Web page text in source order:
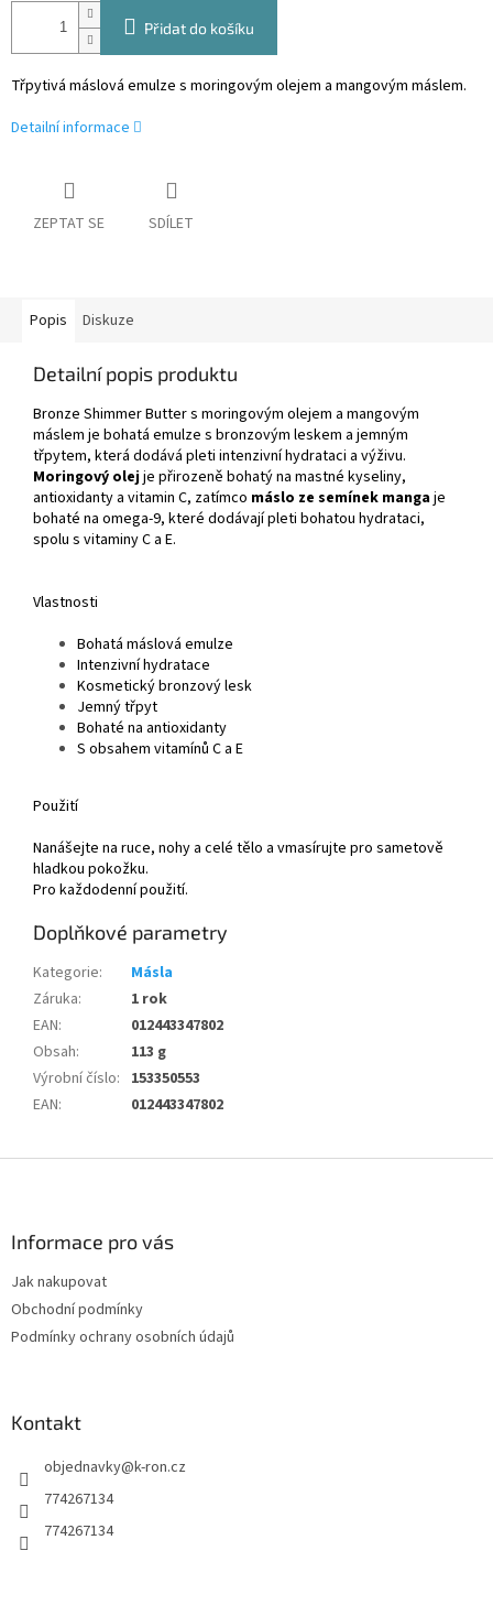
Přidat do košíku
Třpytivá máslová emulze s moringovým olejem a mangovým máslem.
Detailní informace
ZEPTAT SE SDÍLET
Popis Diskuze
Detailní popis produktu
Bronze Shimmer Butter s moringovým olejem a mangovým
máslem je bohatá emulze s bronzovým leskem a jemným
třpytem, která dodává pleti intenzivní hydrataci a výživu.
Moringový olejje přirozeně bohatý na mastné kyseliny,
antioxidanty a vitamin C, zatímco máslo ze semínek mangaje
bohaté na omega-9, které dodávají pleti bohatou hydrataci,
spolu s vitaminy C a E.
Vlastnosti
Bohatá máslová emulze
Intenzivní hydratace
Kosmetický bronzový lesk
Jemný třpyt
Bohaté na antioxidanty
S obsahem vitamínů C a E
Použití
Nanášejte na ruce, nohy a celé tělo a vmasírujte pro sametově
hladkou pokožku.
Pro každodenní použití.
Doplňkové parametry
Kategorie:
Másla
Záruka:
1 rok
EAN:
012443347802
Obsah:
113 g
Výrobní číslo: 153350553
EAN: 012443347802
Informace pro vás
Jak nakupovat
Obchodní podmínky
Podmínky ochrany osobních údajů
Kontakt
objednavky@k-ron.cz
774267134
774267134